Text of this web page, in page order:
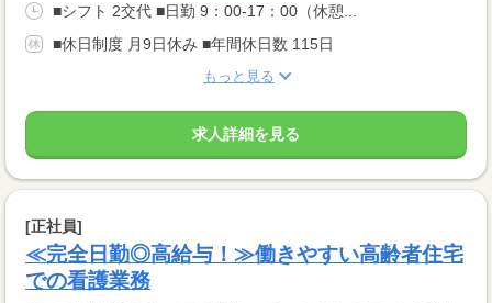
■シフト 2交代 ■日勤 9：00-17：00（休憩...
■休日制度 月9日休み ■年間休日数 115日
もっと見る
求人詳細を見る
[正社員]
≪完全日勤◎高給与！≫働きやすい高齢者住宅
での看護業務